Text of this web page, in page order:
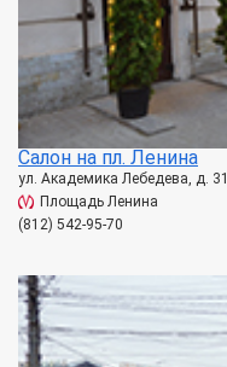
Салон на пл. Ленина
ул. Академика Лебедева, д. 31
Площадь Ленина
(812) 542-95-70